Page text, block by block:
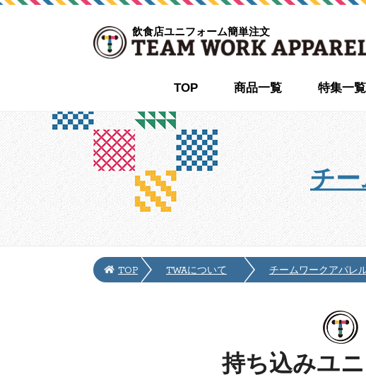
飲食店ユニフォーム簡単注文
TOP 商品一覧 特集一覧
チ
TOP TWAについて チームワークアパレ
持ち込みユ